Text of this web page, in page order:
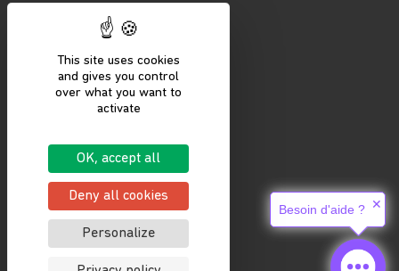
This site uses cookies
and gives you control
over what you want to
activate
OK, accept all
Deny all cookies
Personalize
CONTACTEZ-NOUS
COMMENCER
Se connecter
Mentions légales
Politique de confidentialité
Besoin d'aide ? ✕